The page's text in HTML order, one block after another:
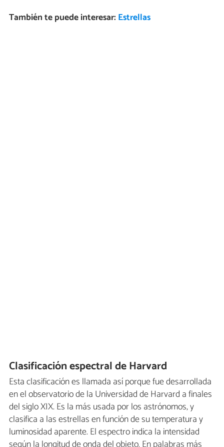
También te puede interesar: Estrellas
Clasificación espectral de Harvard
Esta clasificación es llamada así porque fue desarrollada
en el observatorio de la Universidad de Harvard a finales
del siglo XIX. Es la más usada por los astrónomos, y
clasifica a las estrellas en función de su temperatura y
luminosidad aparente. El espectro indica la intensidad